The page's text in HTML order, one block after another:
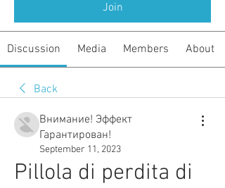
Join
Discussion Media Members About
Back
Внимание! Эффект
Гарантирован!
September 11, 2023
Pillola di perdita di